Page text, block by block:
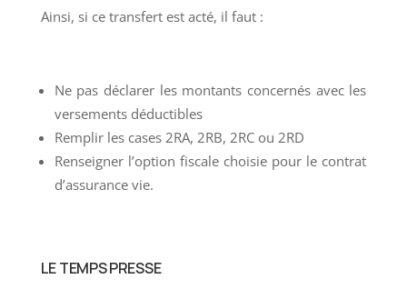
Ainsi, si ce transfert est acté, il faut :
Ne pas déclarer les montants concernés avec les
versements déductibles
Remplir les cases 2RA, 2RB, 2RC ou 2RD
Renseigner l’option fiscale choisie pour le contrat
d’assurance vie.
LE TEMPS PRESSE